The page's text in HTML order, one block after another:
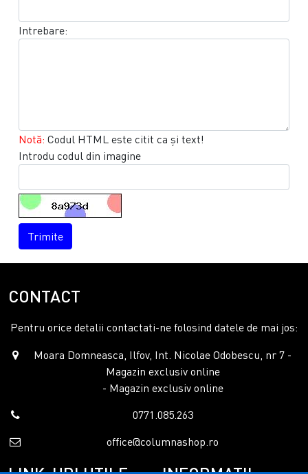
Intrebare:
Notă: Codul HTML este citit ca şi text!
Introdu codul din imagine
Trimite
CONTACT
Pentru orice detalii contactati-ne folosind datele de mai jos:
Moara Domneasca, Ilfov, Int. Nicolae Odobescu, nr 7 -
Magazin exclusiv online
- Magazin exclusiv online
0771.085.263
office@columnashop.ro